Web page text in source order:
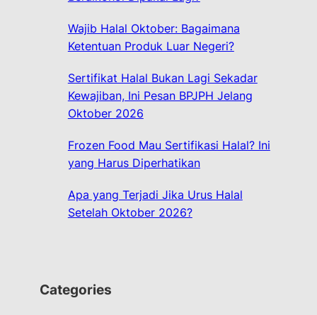
Wajib Halal Oktober: Bagaimana
Ketentuan Produk Luar Negeri?
Sertifikat Halal Bukan Lagi Sekadar
Kewajiban, Ini Pesan BPJPH Jelang
Oktober 2026
Frozen Food Mau Sertifikasi Halal? Ini
yang Harus Diperhatikan
Apa yang Terjadi Jika Urus Halal
Setelah Oktober 2026?
Categories